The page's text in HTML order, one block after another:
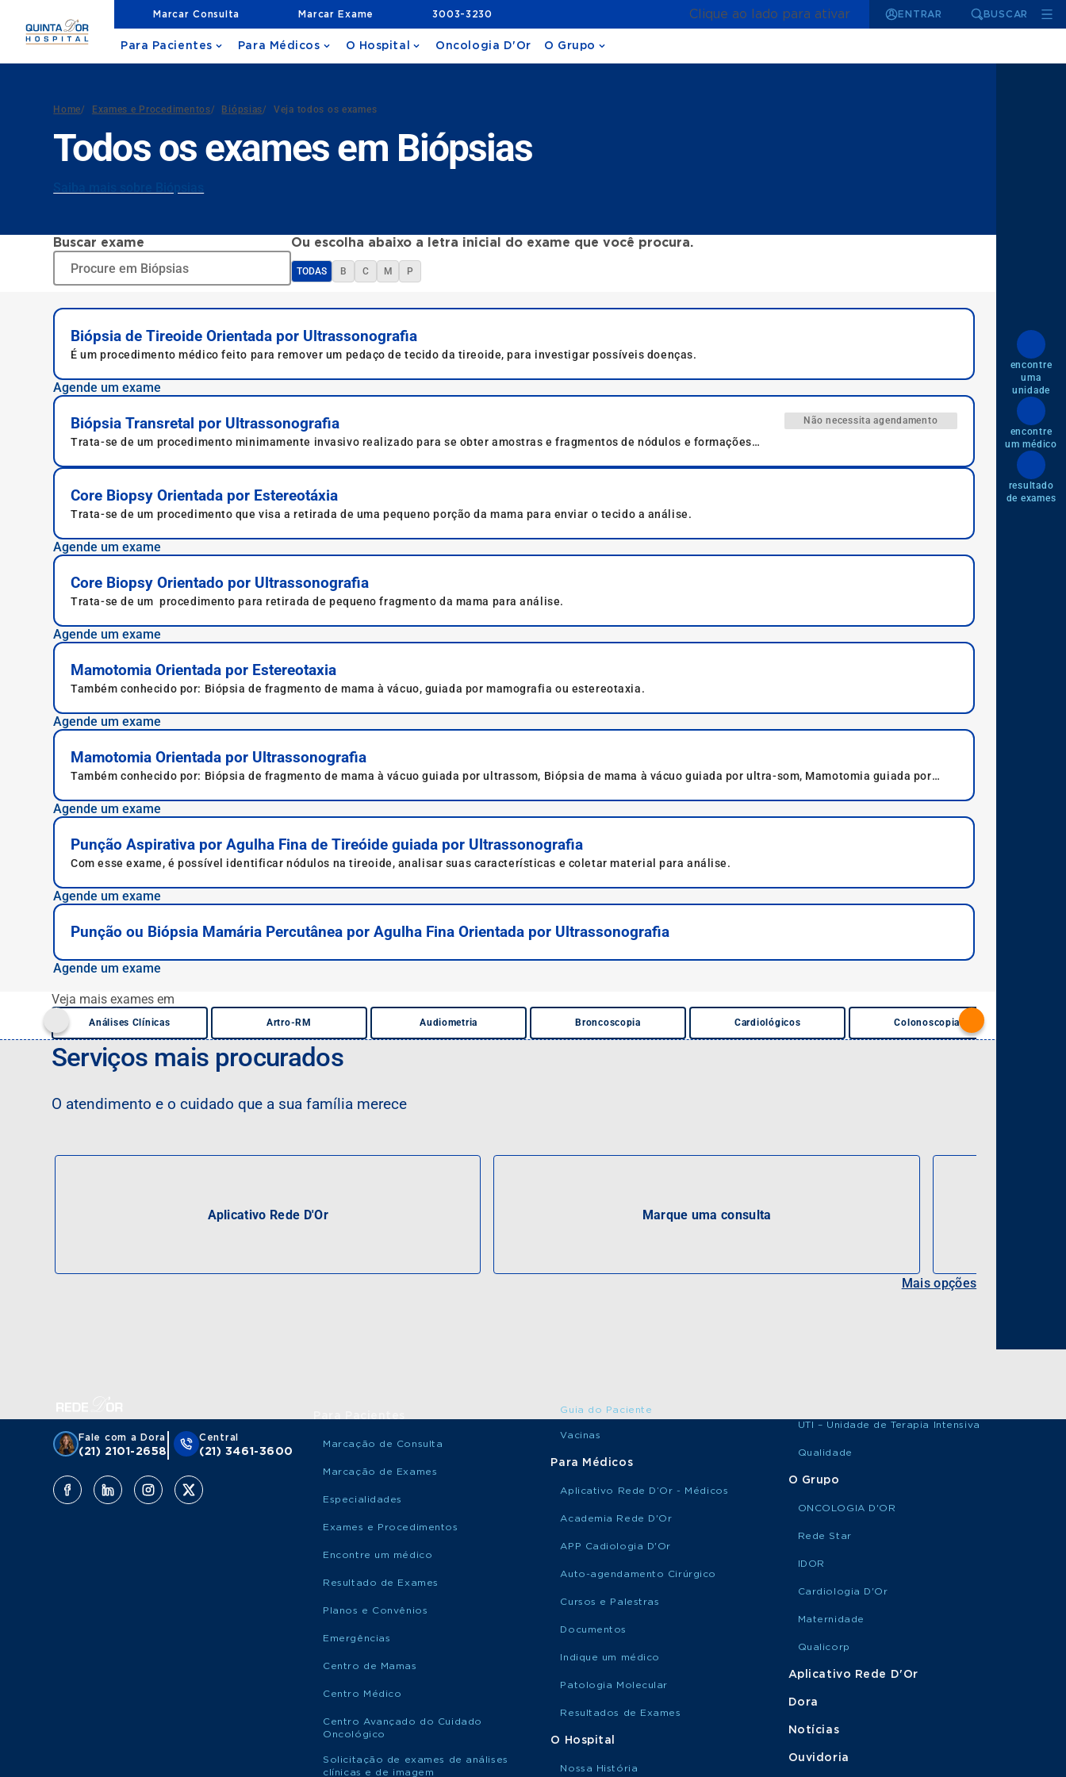
Marcar Consulta Marcar Exame 3003-3230 Clique ao lado para ativar ENTRAR BUSCAR
Para Pacientes Para Médicos O Hospital Oncologia D'Or O Grupo
Home/ Exames e Procedimentos/ Biópsias/ Veja todos os exames
Todos os exames em Biópsias
Buscar exame Ou escolha abaixo a letra inicial do exame que você procura.
TODAS B C M P
Biópsia de Tireoide Orientada por Ultrassonografia
É um procedimento médico feito para remover um pedaço de tecido da tireoide, para investigar possíveis doenças.
Agende um exame
Biópsia Transretal por Ultrassonografia
Trata-se de um procedimento minimamente invasivo realizado para se obter amostras e fragmentos de nódulos e formações
Não necessita agendamento
Core Biopsy Orientada por Estereotáxia
Trata-se de um procedimento que visa a retirada de uma pequeno porção da mama para enviar o tecido a análise.
Agende um exame
Core Biopsy Orientado por Ultrassonografia
Trata-se de um procedimento para retirada de pequeno fragmento da mama para análise.
Agende um exame
Mamotomia Orientada por Estereotaxia
Também conhecido por: Biópsia de fragmento de mama à vácuo, guiada por mamografia ou estereotaxia.
Agende um exame
Mamotomia Orientada por Ultrassonografia
Também conhecido por: Biópsia de fragmento de mama à vácuo guiada por ultrassom, Biópsia de mama à vácuo guiada por ultra-som, Mamotomia guiada por
Agende um exame
Punção Aspirativa por Agulha Fina de Tireóide guiada por Ultrassonografia
Com esse exame, é possível identificar nódulos na tireoide, analisar suas características e coletar material para análise.
Agende um exame
Punção ou Biópsia Mamária Percutânea por Agulha Fina Orientada por Ultrassonografia
Agende um exame
Veja mais exames em
Análises Clínicas Artro-RM Audiometria Broncoscopia Cardiológicos Colonoscopia
Prev Next
Serviços mais procurados
O atendimento e o cuidado que a sua família merece
Aplicativo Rede D'Or Marque uma consulta
Mais opções
encontre
uma
unidade
encontre
um médico
resultado
de exames
Fale com a Dora
(21) 2101-2658
Central
(21) 3461-3600
Marcação de Consulta
Marcação de Exames
Especialidades
Exames e Procedimentos
Encontre um médico
Resultado de Exames
Planos e Convênios
Emergências
Centro de Mamas
Centro Médico
Centro Avançado do Cuidado
Oncológico
Solicitação de exames de análises
clínicas e de imagem
Guia do Paciente
Vacinas
Para Médicos
Aplicativo Rede D’Or - Médicos
Academia Rede D'Or
APP Cadiologia D'Or
Auto-agendamento Cirúrgico
Cursos e Palestras
Documentos
Indique um médico
Patologia Molecular
Resultados de Exames
O Hospital
Nossa História
UTI – Unidade de Terapia Intensiva
Qualidade
O Grupo
ONCOLOGIA D'OR
Rede Star
IDOR
Cardiologia D'Or
Maternidade
Qualicorp
Aplicativo Rede D'Or
Dora
Notícias
Ouvidoria